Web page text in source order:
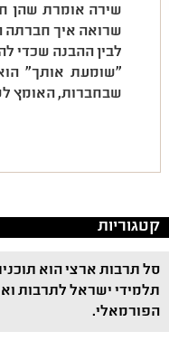
שירה אומרת שהן
שרואה איך חברתה
לבין ההבנה שכדי
"שומעת אותך"
שבחברות, האומץ
קטגוריות
סל תרבות ארצי הוא
תלמידי ישראל לתרבות
הפורמאלי.